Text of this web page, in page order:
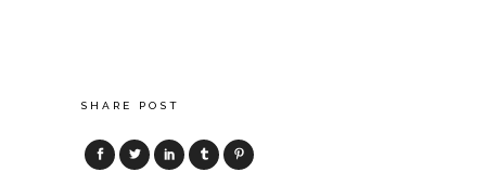
SHARE POST